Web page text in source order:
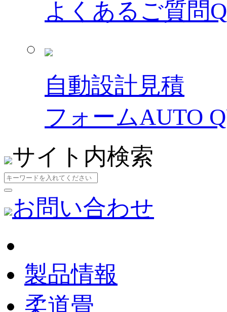
よくあるご質問
自動設計見積
フォームAUTO
サイト内検索
お問い合わせ
製品情報
柔道畳